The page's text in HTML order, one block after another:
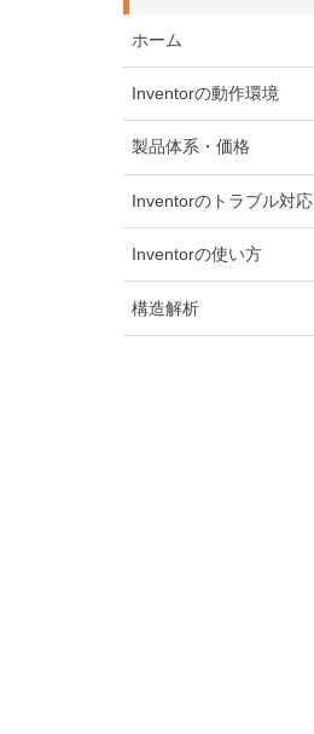
ホーム
Inventorの動作環境
製品体系・価格
Inventorのトラブル対応
Inventorの使い方
構造解析